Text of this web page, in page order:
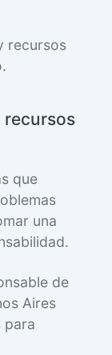
recursos
recursos
que
una
de
Aires
para